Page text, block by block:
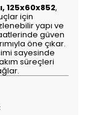
125x60x852,
için
yapı ve
güven
öne çıkar.
sayesinde
süreçleri